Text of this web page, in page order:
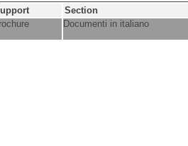
Section
Documenti in italiano